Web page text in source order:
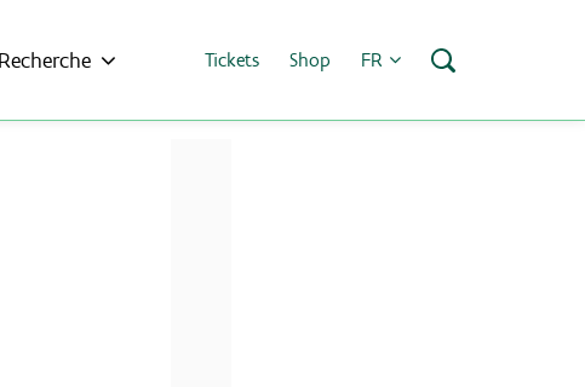
Recherche Tickets Shop FR